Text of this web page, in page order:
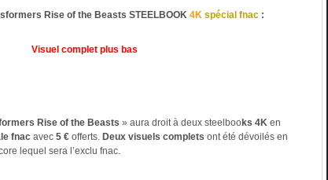
Rise of the Beasts STEELBOOK 4K spécial fnac:
Visuel complet plus bas
Rise of the Beasts » aura droit à deux steelbooks 4K en
fnac avec 5 € offerts. Deux visuels complets ont été dévoilés en
lequel sera l’exclu fnac.